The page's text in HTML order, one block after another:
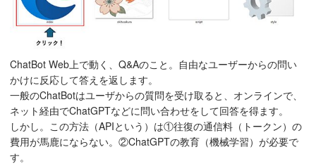
ChatBot Web上で動く、Q&Aのこと。自由なユーザーからの問い
かけに反応して答えを返します。
一般のChatBotはユーザからの質問を受け取ると、オンラインで、
ネット経由でChatGPTなどに問い合わせをして回答を得ます。
しかし。この方法（APIという）は①往復の通信料（トークン）の
費用が馬鹿にならない。②ChatGPTの教育（機械学習）が必要で
す。